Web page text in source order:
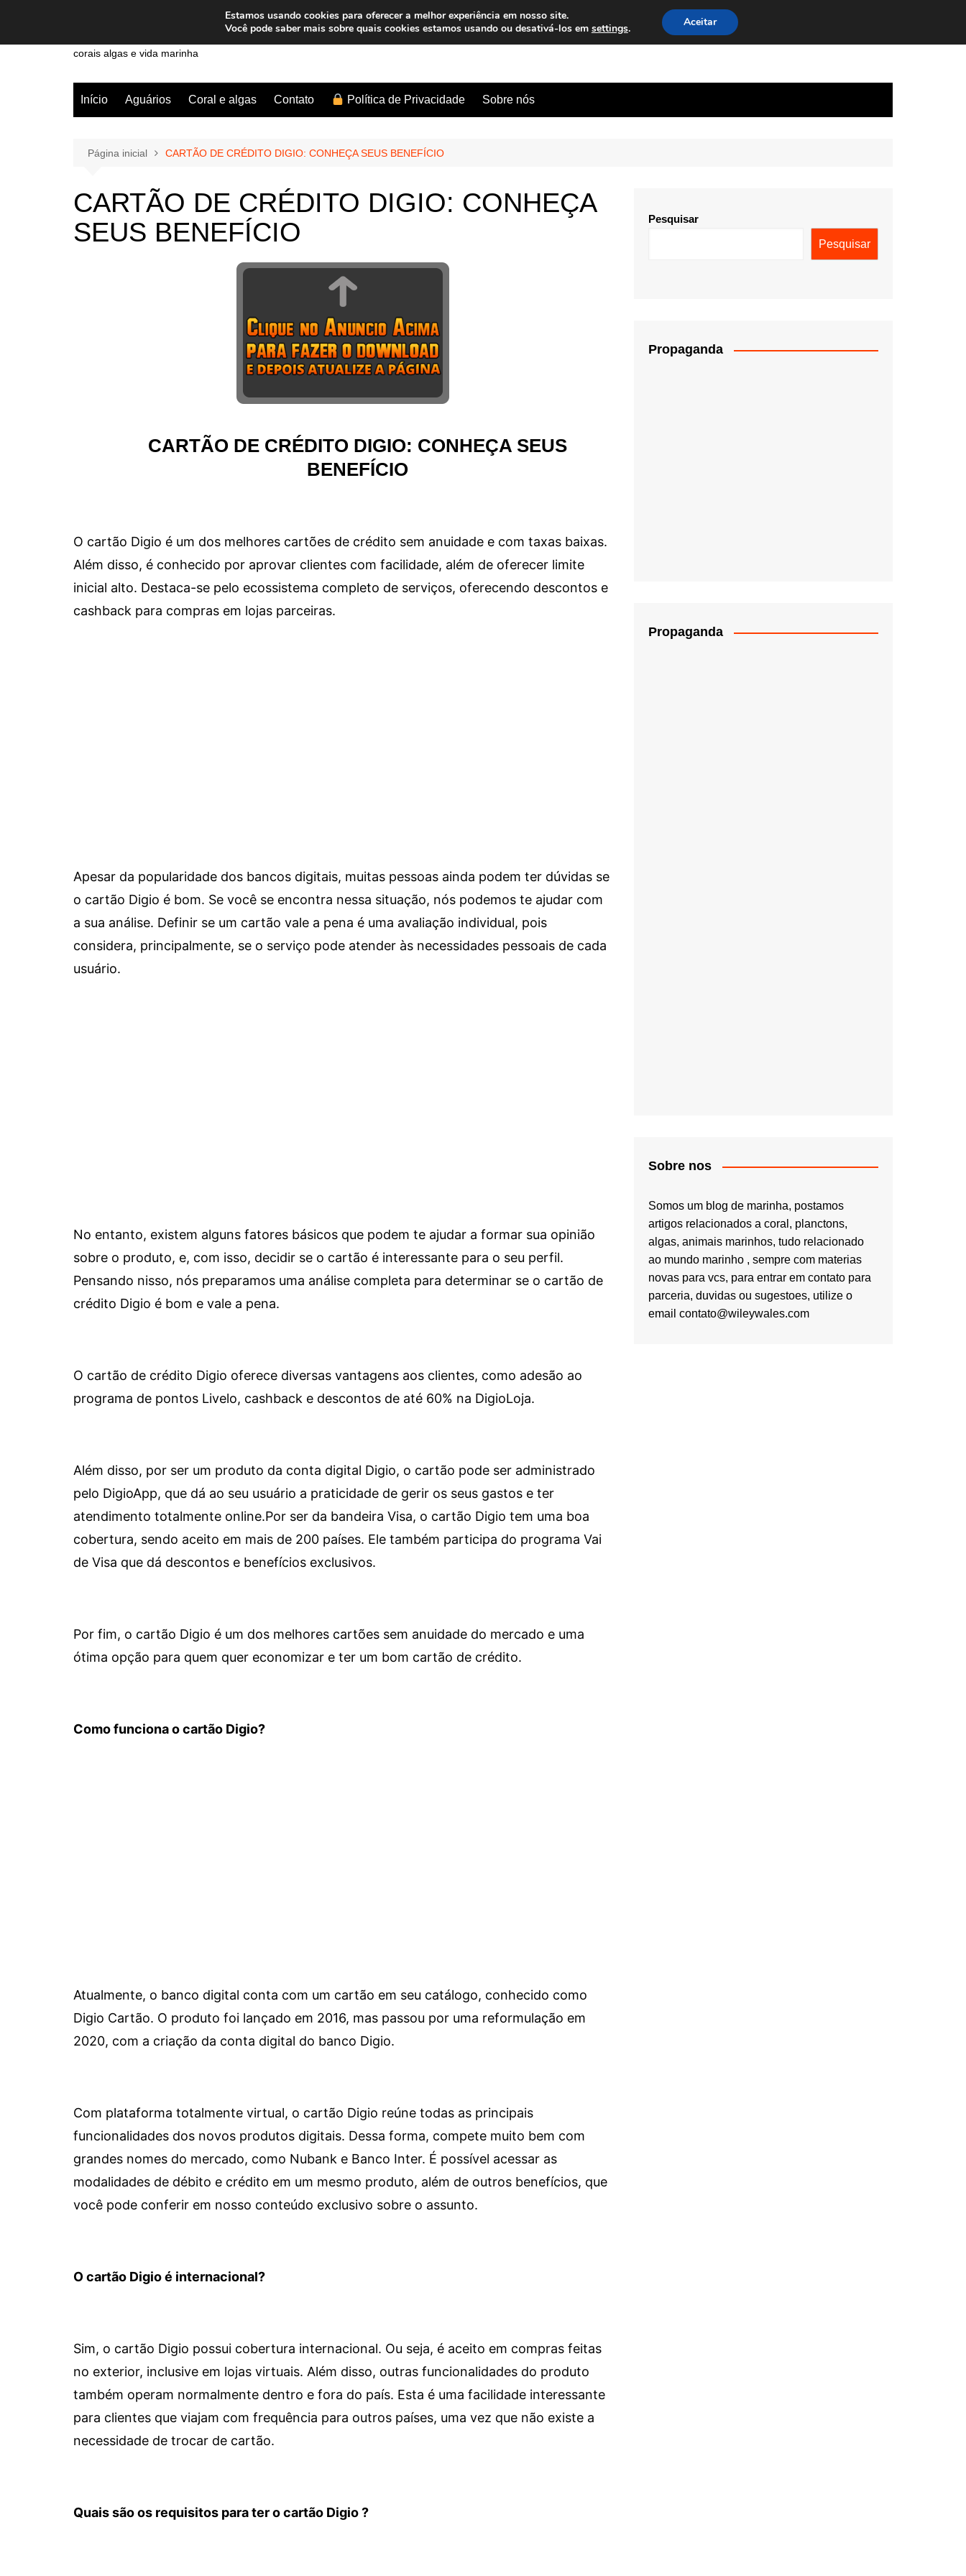
o
corais algas e vida marinha
Início Aguários Coral e algas Contato Política de Privacidade Sobre nós
Página inicial CARTÃO DE CRÉDITO DIGIO: CONHEÇA SEUS BENEFÍCIO
CARTÃO DE CRÉDITO DIGIO: CONHEÇA
SEUS BENEFÍCIO
CARTÃO DE CRÉDITO DIGIO: CONHEÇA SEUS
BENEFÍCIO
O cartão Digio é um dos melhores cartões de crédito sem anuidade e com taxas baixas.
Além disso, é conhecido por aprovar clientes com facilidade, além de oferecer limite
inicial alto. Destaca-se pelo ecossistema completo de serviços, oferecendo descontos e
cashback para compras em lojas parceiras.
Apesar da popularidade dos bancos digitais, muitas pessoas ainda podem ter dúvidas se
o cartão Digio é bom. Se você se encontra nessa situação, nós podemos te ajudar com
a sua análise. Definir se um cartão vale a pena é uma avaliação individual, pois
considera, principalmente, se o serviço pode atender às necessidades pessoais de cada
usuário.
No entanto, existem alguns fatores básicos que podem te ajudar a formar sua opinião
sobre o produto, e, com isso, decidir se o cartão é interessante para o seu perfil.
Pensando nisso, nós preparamos uma análise completa para determinar se o cartão de
crédito Digio é bom e vale a pena.
O cartão de crédito Digio oferece diversas vantagens aos clientes, como adesão ao
programa de pontos Livelo, cashback e descontos de até 60% na DigioLoja.
Além disso, por ser um produto da conta digital Digio, o cartão pode ser administrado
pelo DigioApp, que dá ao seu usuário a praticidade de gerir os seus gastos e ter
atendimento totalmente online.Por ser da bandeira Visa, o cartão Digio tem uma boa
cobertura, sendo aceito em mais de 200 países. Ele também participa do programa Vai
de Visa que dá descontos e benefícios exclusivos.
Por fim, o cartão Digio é um dos melhores cartões sem anuidade do mercado e uma
ótima opção para quem quer economizar e ter um bom cartão de crédito.
Como funciona o cartão Digio?
Atualmente, o banco digital conta com um cartão em seu catálogo, conhecido como
Digio Cartão. O produto foi lançado em 2016, mas passou por uma reformulação em
2020, com a criação da conta digital do banco Digio.
Com plataforma totalmente virtual, o cartão Digio reúne todas as principais
funcionalidades dos novos produtos digitais. Dessa forma, compete muito bem com
grandes nomes do mercado, como Nubank e Banco Inter. É possível acessar as
modalidades de débito e crédito em um mesmo produto, além de outros benefícios, que
você pode conferir em nosso conteúdo exclusivo sobre o assunto.
O cartão Digio é internacional?
Sim, o cartão Digio possui cobertura internacional. Ou seja, é aceito em compras feitas
no exterior, inclusive em lojas virtuais. Além disso, outras funcionalidades do produto
também operam normalmente dentro e fora do país. Esta é uma facilidade interessante
para clientes que viajam com frequência para outros países, uma vez que não existe a
necessidade de trocar de cartão.
Quais são os requisitos para ter o cartão Digio ?
Pesquisar
Pesquisar
Propaganda
Propaganda
Sobre nos
Somos um blog de marinha, postamos
artigos relacionados a coral, planctons,
algas, animais marinhos, tudo relacionado
ao mundo marinho , sempre com materias
novas para vcs, para entrar em contato para
parceria, duvidas ou sugestoes, utilize o
email contato@wileywales.com
Estamos usando cookies para oferecer a melhor experiência em nosso site.
Você pode saber mais sobre quais cookies estamos usando ou desativá-los em settings. Aceitar